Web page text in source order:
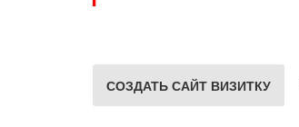
СОЗДАТЬ САЙТ ВИЗИТКУ